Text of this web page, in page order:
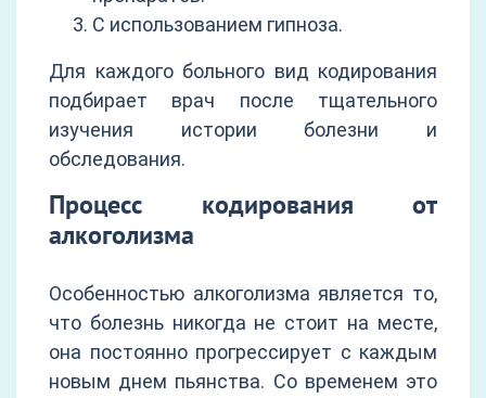
С использованием гипноза.
Для каждого больного вид кодирования
подбирает врач после тщательного
изучения истории болезни и
обследования.
Процесс кодирования от
алкоголизма
Особенностью алкоголизма является то,
что болезнь никогда не стоит на месте,
она постоянно прогрессирует с каждым
новым днем пьянства. Со временем это